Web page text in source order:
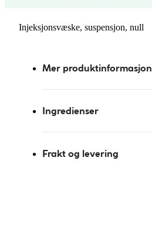
Injeksjonsvæske, suspensjon, null
Mer produktinformasjon
Ingredienser
Frakt og levering